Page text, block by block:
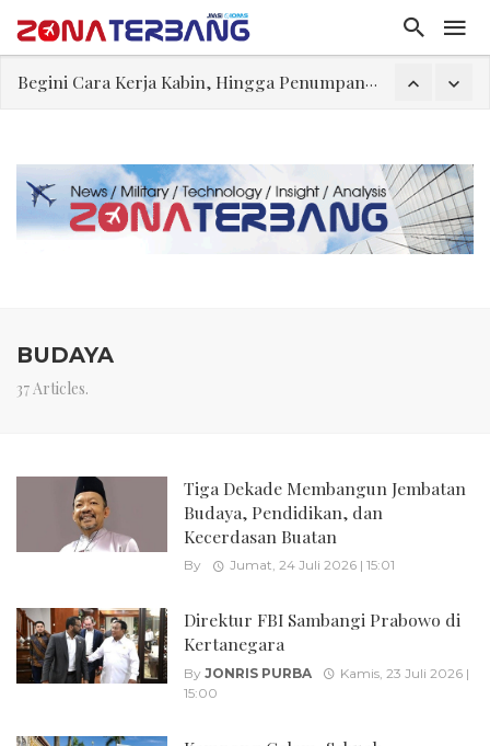
Begini Cara Kerja Kabin, Hingga Penumpang Bisa Nyaman Selama Penerbangan
Rajkumari Kaikeyi
Edy Mulyadi: Terlalu Lebay Narasi Nyawa Jenderal Listyo Hendak Dihabisi
Abdul El-Sayed Selangkah Lagi Menuju Senat AS
BUDAYA
37 Articles.
Tiga Dekade Membangun Jembatan
Budaya, Pendidikan, dan
Kecerdasan Buatan
By Jumat, 24 Juli 2026 | 15:01
Direktur FBI Sambangi Prabowo di
Kertanegara
By JONRIS PURBA
Kamis, 23 Juli 2026 |
15:00